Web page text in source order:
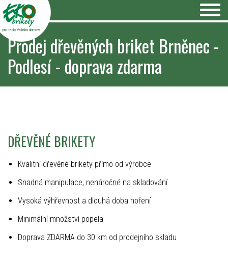
pro teplo Vašeho domova
Prodej dřevěných briket Brněnec -
Podlesí - doprava zdarma
DŘEVĚNÉ BRIKETY
Kvalitní dřevěné brikety přímo od výrobce
Snadná manipulace, nenáročné na skladování
Vysoká výhřevnost a dlouhá doba hoření
Minimální množství popela
Doprava ZDARMA do 30 km od prodejního skladu